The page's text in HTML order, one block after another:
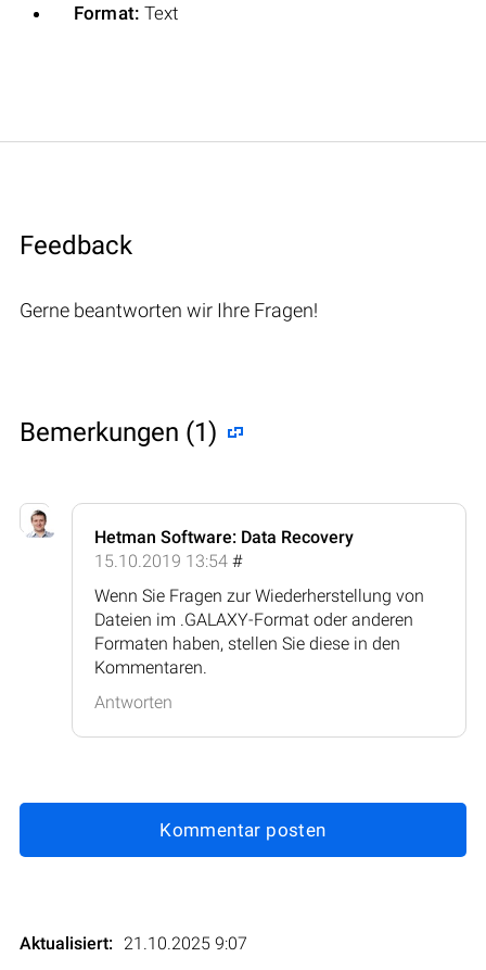
Format: Text
Feedback
Gerne beantworten wir Ihre Fragen!
Bemerkungen (1)
Hetman Software: Data Recovery
15.10.2019 13:54 #
Wenn Sie Fragen zur Wiederherstellung von
Dateien im .GALAXY-Format oder anderen
Formaten haben, stellen Sie diese in den
Kommentaren.
Antworten
Kommentar posten
Aktualisiert: 21.10.2025 9:07